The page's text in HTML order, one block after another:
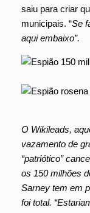
saiu para criar
municipais. “Se
aqui embaixo”.
O Wikileads,
vazamento de
“patriótico”
os 150 milhões
Sarney tem em
foi total.